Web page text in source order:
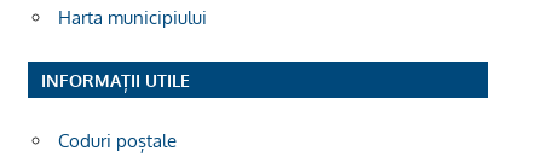
Harta municipiului
INFORMAȚII UTILE
Coduri poștale